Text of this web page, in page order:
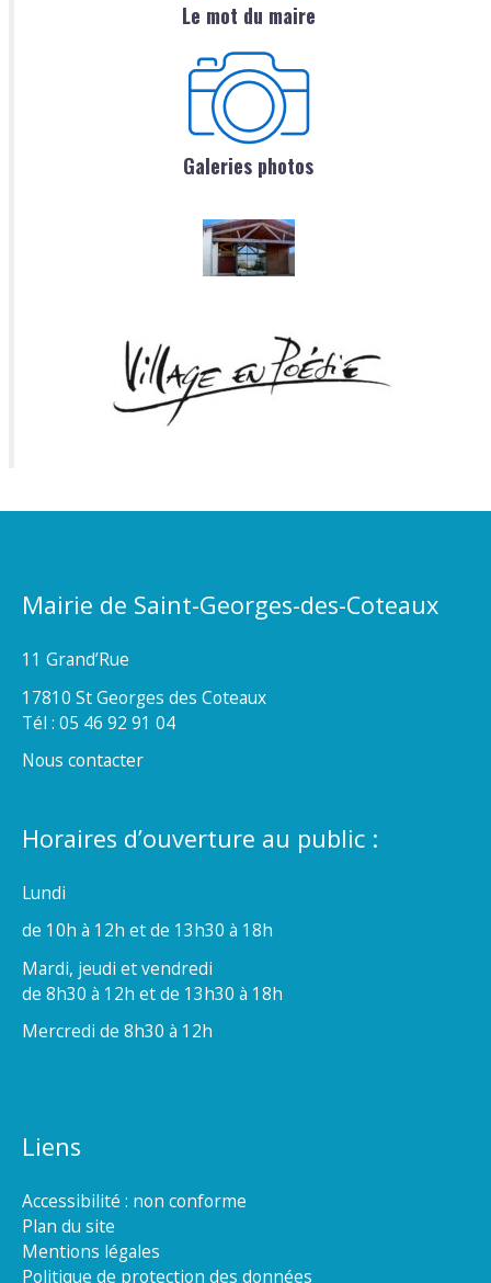
Le mot du maire
Galeries photos
Mairie de Saint-Georges-des-Coteaux
11 Grand’Rue
17810 St Georges des Coteaux
Tél : 05 46 92 91 04
Nous contacter
Horaires d’ouverture au public :
Lundi
de 10h à 12h et de 13h30 à 18h
Mardi, jeudi et vendredi
de 8h30 à 12h et de 13h30 à 18h
Mercredi de 8h30 à 12h
Liens
Accessibilité : non conforme
Plan du site
Mentions légales
Politique de protection des données